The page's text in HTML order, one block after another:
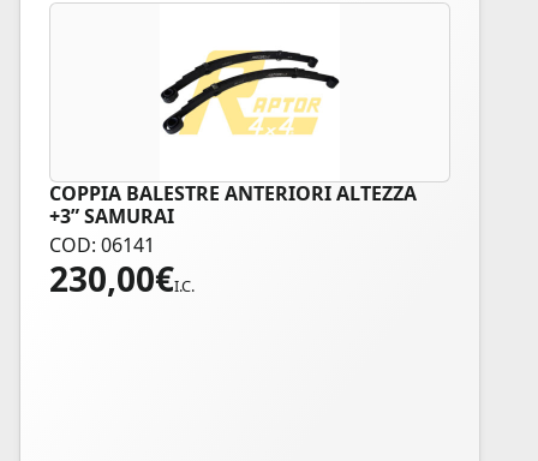
COPPIA BALESTRE ANTERIORI ALTEZZA
+3” SAMURAI
COD: 06141
230,00€I.C.